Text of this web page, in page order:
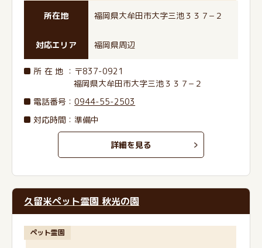
所在地 福岡県大牟田市大字三池３３７−２
対応エリア 福岡県周辺
所在地 ：〒837-0921
福岡県大牟田市大字三池３３７−２
電話番号 ：0944-55-2503
対応時間：準備中
詳細を見る
久留米ペット霊園 秋光の園
ペット霊園